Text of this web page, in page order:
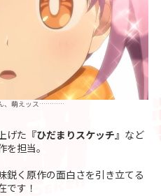
ん、萌えッス…………
げた 『ひだまりスケッチ』 など
担当。
鋭く原作の面白さを引き立てる
す！